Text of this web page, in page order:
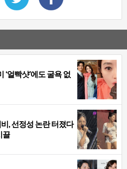
‘얼빡샷’에도 굴욕 없
, 선정성 논란 터졌다
끌